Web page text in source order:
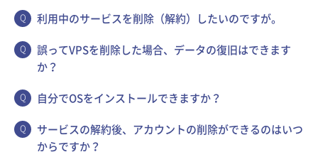
利用中のサービスを削除（解約）したいのですが。
誤ってVPSを削除した場合、データの復旧はできます
か？
自分でOSをインストールできますか？
サービスの解約後、アカウントの削除ができるのはいつ
からですか？